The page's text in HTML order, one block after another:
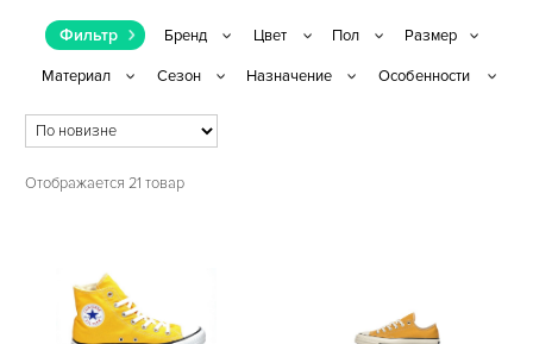
Фильтр
Отображается 21 товар